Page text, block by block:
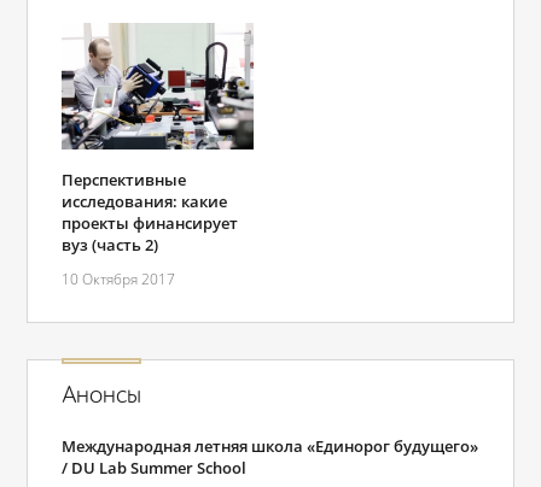
Перспективные
исследования: какие
проекты финансирует
вуз (часть 2)
10 Октября 2017
Анонсы
Международная летняя школа «Единорог будущего»
/ DU Lab Summer School